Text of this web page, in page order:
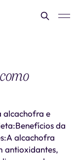
alcachofra e
da
alcachofra
antioxidantes,